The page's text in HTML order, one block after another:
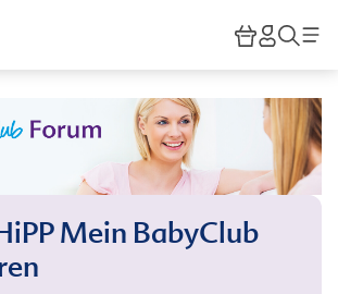
HiPP
Mein BabyClub